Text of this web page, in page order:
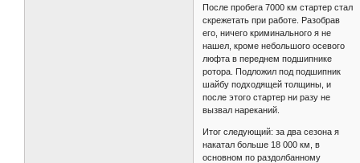
После пробега 7000 км стартер стал
скрежетать при работе. Разобрав
его, ничего криминального я не
нашел, кроме небольшого осевого
люфта в переднем подшипнике
ротора. Подложил под подшипник
шайбу подходящей толщины, и
после этого стартер ни разу не
вызвал нареканий.
Итог следующий: за два сезона я
накатал больше 18 000 км, в
основном по раздолбанному